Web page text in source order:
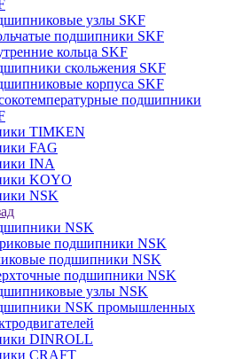
узлы SKF
подшипники SKF
кольца SKF
скольжения SKF
корпуса SKF
подшипники
TIMKEN
FAG
INA
KOYO
NSK
NSK
подшипники NSK
подшипники NSK
подшипники NSK
узлы NSK
NSK промышленных
DINROLL
CRAFT